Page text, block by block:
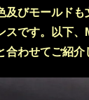
及びモールド
スです。以下
合わせてご紹介